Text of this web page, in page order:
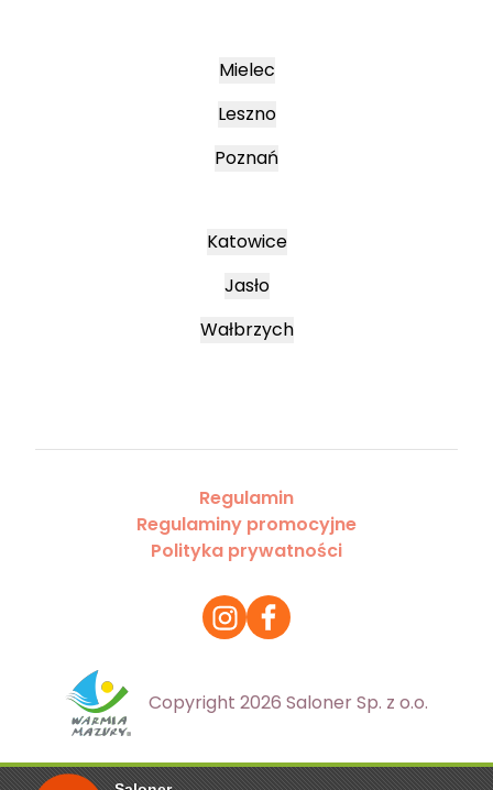
Mielec
Leszno
Poznań
Katowice
Jasło
Wałbrzych
Regulamin
Regulaminy promocyjne
Polityka prywatności
Copyright 2026 Saloner Sp. z o.o.